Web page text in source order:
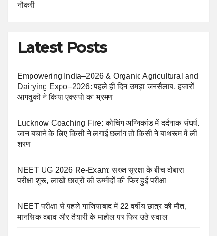
नौकरी
Latest Posts
Empowering India–2026 & Organic Agricultural and
Dairying Expo–2026: पहले ही दिन उमड़ा जनसैलाब, हजारों
आगंतुकों ने किया एक्सपो का भ्रमण
Lucknow Coaching Fire: कोचिंग अग्निकांड में दर्दनाक संघर्ष,
जान बचाने के लिए किसी ने लगाई छलांग तो किसी ने बाथरूम में ली
शरण
NEET UG 2026 Re-Exam: सख्त सुरक्षा के बीच दोबारा
परीक्षा शुरू, लाखों छात्रों की उम्मीदों की फिर हुई परीक्षा
NEET परीक्षा से पहले गाजियाबाद में 22 वर्षीय छात्र की मौत,
मानसिक दबाव और तैयारी के माहौल पर फिर उठे सवाल